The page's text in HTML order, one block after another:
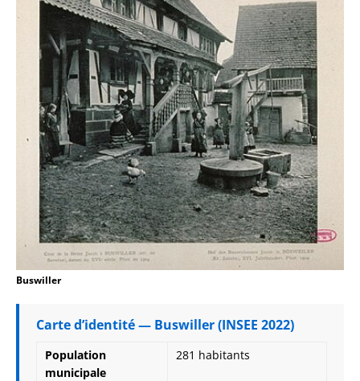
Buswiller
Carte d’identité — Buswiller (INSEE 2022)
Population
municipale
281 habitants